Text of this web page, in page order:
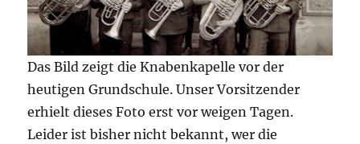
Das Bild zeigt die Knabenkapelle vor der
heutigen Grundschule. Unser Vorsitzender
erhielt dieses Foto erst vor weigen Tagen.
Leider ist bisher nicht bekannt, wer die